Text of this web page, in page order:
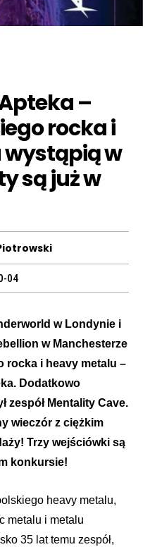
–
rocka i
w
są już w
04
w Londynie i
w Manchesterze
rocka i heavy metalu –
Dodatkowo
zespół Mentality Cave.
wieczór z ciężkim
Trzy wejściówki są
konkursie!
heavy metalu,
metalu i metalu
35 lat temu zespół,